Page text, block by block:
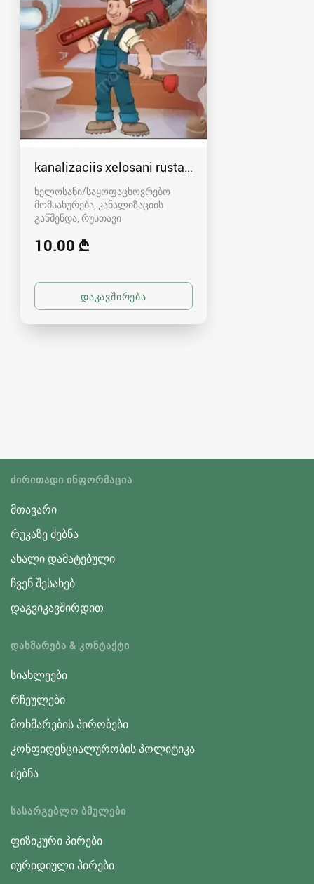
kanalizaciis xelosani rustavshi - 591 00 46 80
ხელოსანი/საყოფაცხოვრებო
მომსახურება, კანალიზაციის
გაწმენდა რუსთავი
10.00 ₾
ᲫᲘᲠᲘᲗᲐᲓᲘ ᲘᲜᲤᲝᲠᲛᲐᲪᲘᲐ
მთავარი
რუკაზე ძებნა
ახალი დამატებული
ჩვენ შესახებ
დაგვიკავშირდით
ᲓᲐᲮᲛᲐᲠᲔᲑᲐ & ᲙᲝᲜᲢᲐᲥᲢᲘ
სიახლეები
რჩეულები
მოხმარების პირობები
კონფიდენციალურობის პოლიტიკა
ძებნა
ᲡᲐᲡᲐᲠᲒᲔᲑᲚᲝ ᲑᲛᲣᲚᲔᲑᲘ
ფიზიკური პირები
იურიდიული პირები